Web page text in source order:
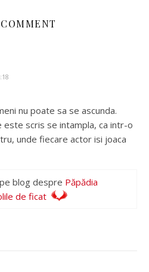
nu poate sa se ascunda.
este scris se intampla, ca intr-o
unde fiecare actor isi joaca
blog despre Păpădia
de ficat